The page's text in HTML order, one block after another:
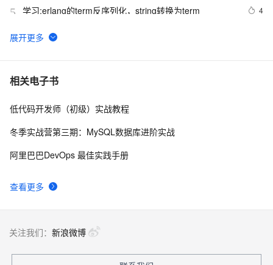
5 学习:erlang的term反序列化，string转换为term 4
6 Json.net说法——（一）修饰标签，日期序列化
7 序列化和反序列化（1）---[Serializable]
8 Java对象序列化
相关电子书
查看更多
低代码开发师（初级）实战教程
冬季实战营第三期：MySQL数据库进阶实战
阿里巴巴DevOps 最佳实践手册
关注我们： 新浪微博